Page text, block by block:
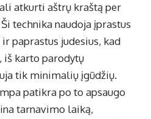
atkurti aštrų kraštą per
Ši technika naudoja įprastus
paprastus judesius, kad
, iš karto parodytų
tik minimalių įgūdžių.
patikra po to apsaugo
tarnavimo laiką,